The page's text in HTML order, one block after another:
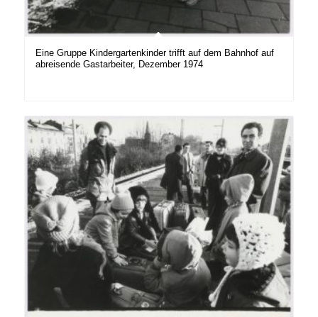
Eine Gruppe Kindergartenkinder trifft auf dem Bahnhof auf
abreisende Gastarbeiter, Dezember 1974